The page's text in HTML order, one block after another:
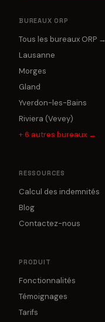
BUREAUX ORP
Tous les bureaux ORP →
Lausanne
Morges
Gland
Yverdon-les-Bains
Riviera (Vevey)
+6 autres bureaux →
RESSOURCES
Calcul des indemnités
Blog
Contactez-nous
PRODUIT
Fonctionnalités
Témoignages
Tarifs